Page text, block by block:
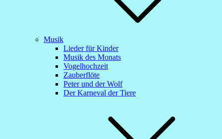
Musik
Lieder für Kinder
Musik des Monats
Vogelhochzeit
Zauberflöte
Peter und der Wolf
Der Karneval der Tiere